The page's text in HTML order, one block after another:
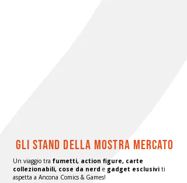
gli stand della mostra mercato
Un viaggio tra fumetti, action figure, carte
collezionabili, cose da nerd e gadget esclusivi ti
aspetta a Ancona Comics & Games!